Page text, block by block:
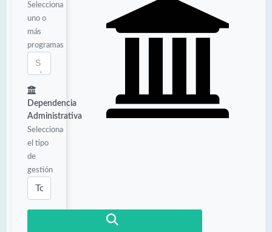
Selecciona
uno o
más
programas
Dependencia
Administrativa
Selecciona
el tipo
de
gestión